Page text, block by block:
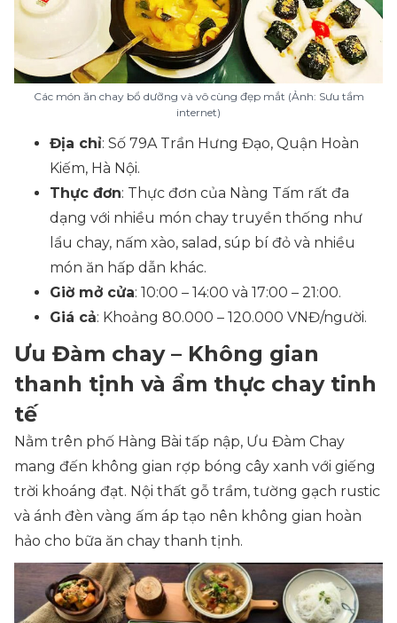
Các món ăn chay bổ dưỡng và vô cùng đẹp mắt (Ảnh: Sưu tầm
internet)
Địa chỉ: Số 79A Trần Hưng Đạo, Quận Hoàn
Kiếm, Hà Nội.
Thực đơn: Thực đơn của Nàng Tấm rất đa
dạng với nhiều món chay truyền thống như
lẩu chay, nấm xào, salad, súp bí đỏ và nhiều
món ăn hấp dẫn khác.
Giờ mở cửa: 10:00 – 14:00 và 17:00 – 21:00.
Giá cả: Khoảng 80.000 – 120.000 VNĐ/người.
Ưu Đàm chay – Không gian
thanh tịnh và ẩm thực chay tinh
tế
Nằm trên phố Hàng Bài tấp nập, Ưu Đàm Chay
mang đến không gian rợp bóng cây xanh với giếng
trời khoáng đạt. Nội thất gỗ trầm, tường gạch rustic
và ánh đèn vàng ấm áp tạo nên không gian hoàn
hảo cho bữa ăn chay thanh tịnh.